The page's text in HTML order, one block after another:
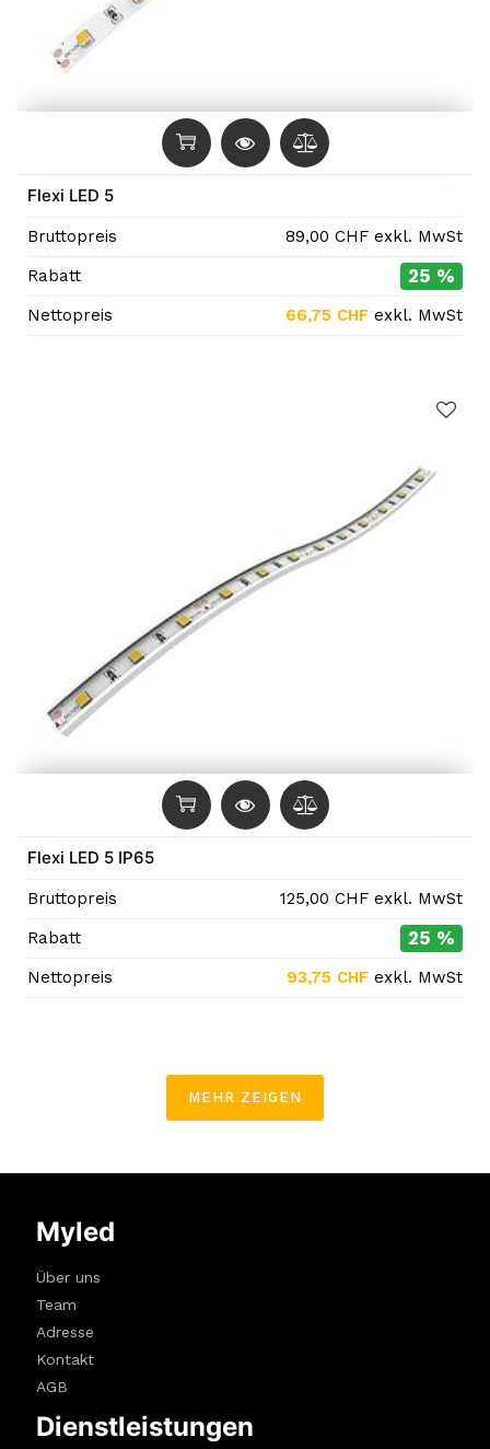
Flexi LED 5
Bruttopreis 89,00 CHF exkl. MwSt
Rabatt
25 %
Nettopreis 66,75 CHF exkl. MwSt
Flexi LED 5 IP65
Bruttopreis 125,00 CHF exkl. MwSt
Rabatt
25 %
Nettopreis 93,75 CHF exkl. MwSt
MEHR ZEIGEN
Myled
Über uns
Team
Adresse
Kontakt
AGB
Dienstleistungen